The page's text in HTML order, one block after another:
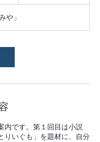
や」
内です。第１回目は小説
りいぐも」を題材に、自分